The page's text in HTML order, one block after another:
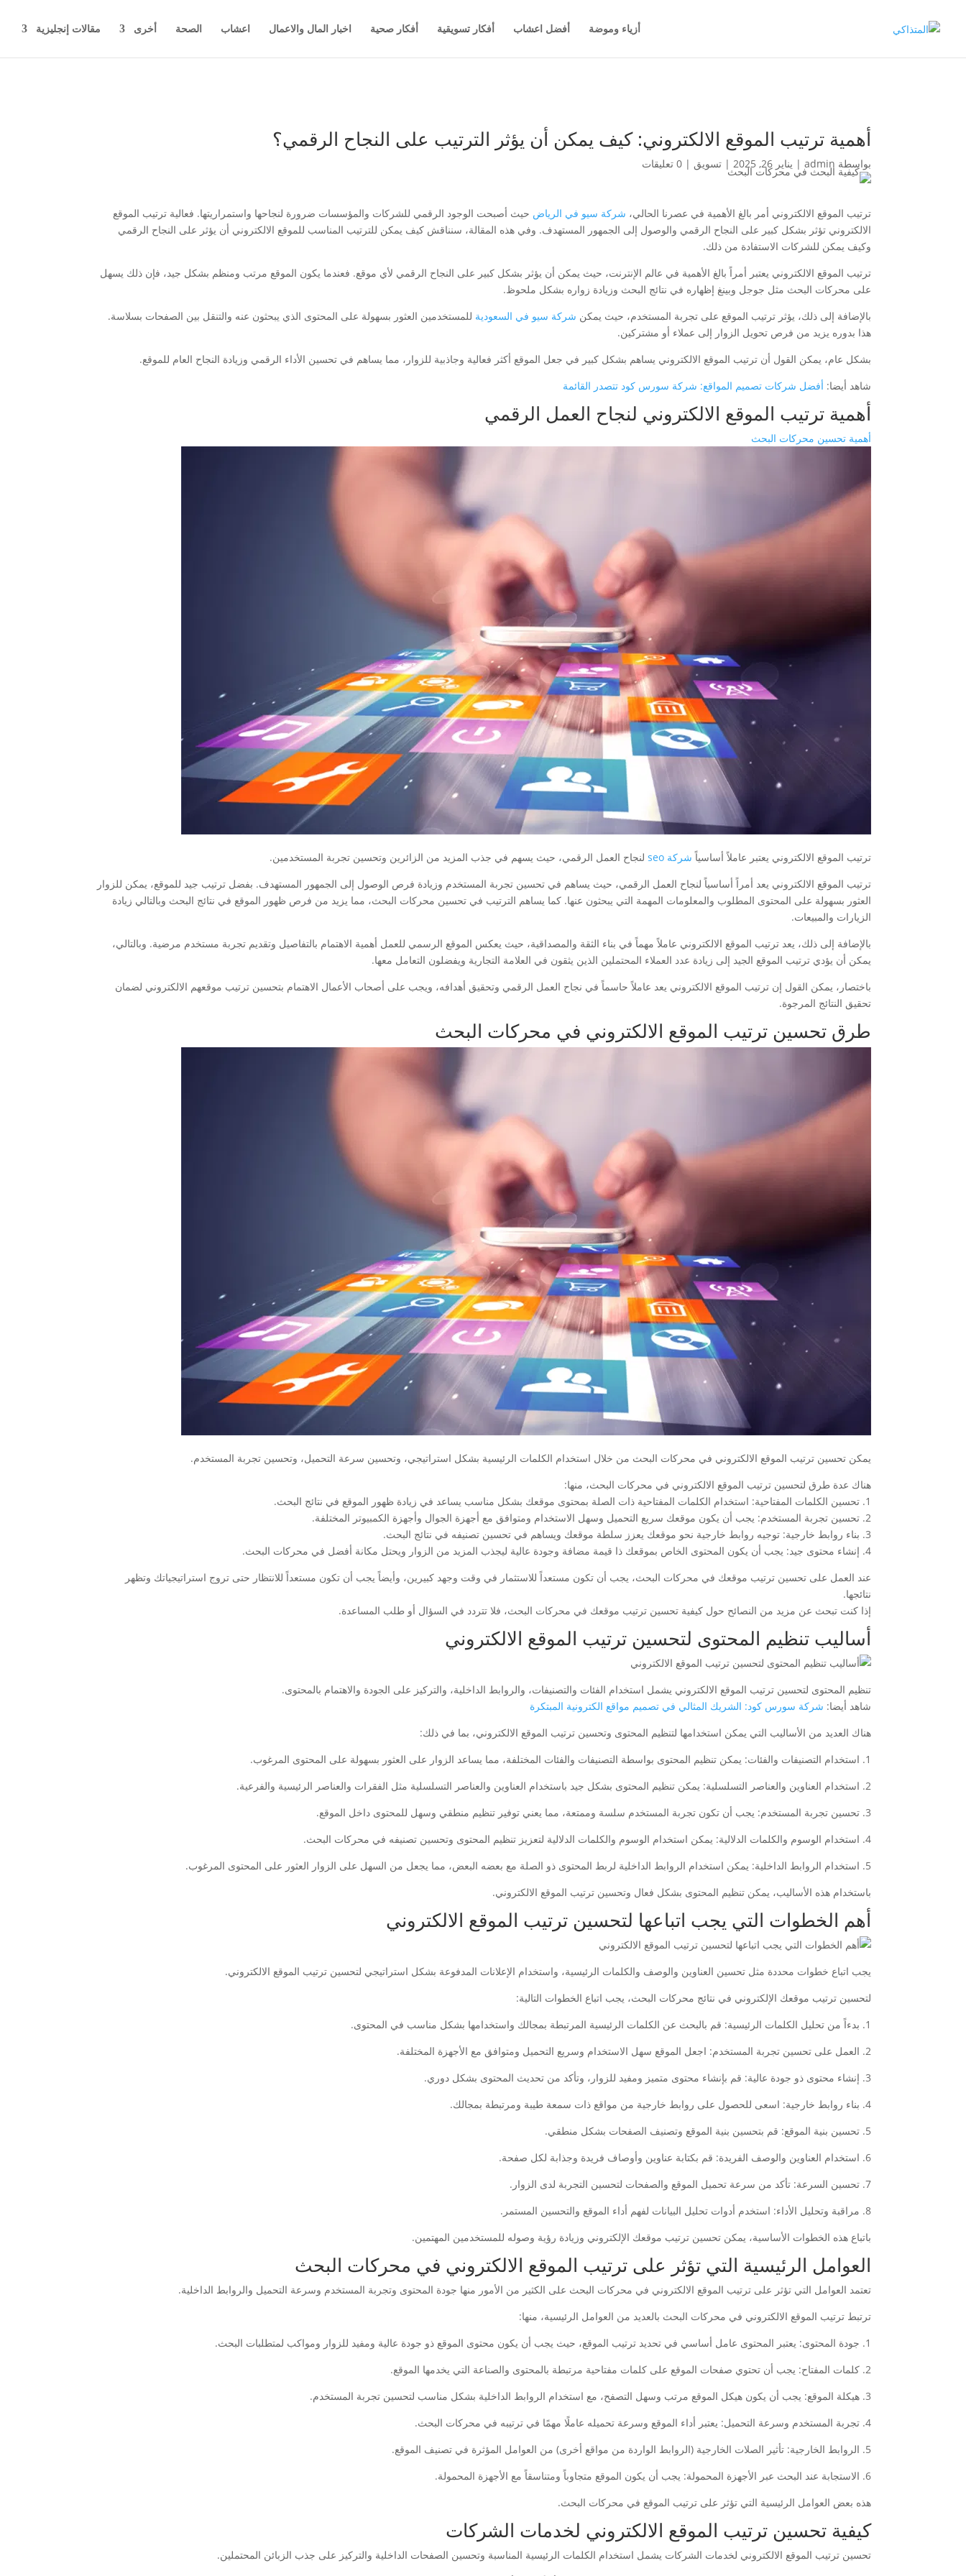
أزياء وموضة أفضل اعشاب أفكار تسويقية أفكار صحية اخبار المال والاعمال اعشاب الصحة أخرى مقالات إنجليزية
أهمية ترتيب الموقع الالكتروني: كيف يمكن أن يؤثر الترتيب على النجاح الرقمي؟
بواسطة admin
| يناير 26, 2025 | تسويق | 0 تعليقات
ترتيب الموقع الالكتروني أمر بالغ الأهمية في عصرنا الحالي، شركة سيو في الرياض حيث أصبحت الوجود الرقمي للشركات والمؤسسات ضرورة لنجاحها واستمراريتها. فعالية ترتيب الموقع
الالكتروني تؤثر بشكل كبير على النجاح الرقمي والوصول إلى الجمهور المستهدف. وفي هذه المقالة، سنناقش كيف يمكن للترتيب المناسب للموقع الالكتروني أن يؤثر على النجاح الرقمي
وكيف يمكن للشركات الاستفادة من ذلك.
ترتيب الموقع الالكتروني يعتبر أمراً بالغ الأهمية في عالم الإنترنت، حيث يمكن أن يؤثر بشكل كبير على النجاح الرقمي لأي موقع. فعندما يكون الموقع مرتب ومنظم بشكل جيد، فإن ذلك يسهل
على محركات البحث مثل جوجل وبينغ إظهاره في نتائج البحث وزيادة زواره بشكل ملحوظ.
بالإضافة إلى ذلك، يؤثر ترتيب الموقع على تجربة المستخدم، حيث يمكن شركة سيو في السعودية للمستخدمين العثور بسهولة على المحتوى الذي يبحثون عنه والتنقل بين الصفحات بسلاسة.
هذا بدوره يزيد من فرص تحويل الزوار إلى عملاء أو مشتركين.
بشكل عام، يمكن القول أن ترتيب الموقع الالكتروني يساهم بشكل كبير في جعل الموقع أكثر فعالية وجاذبية للزوار، مما يساهم في تحسين الأداء الرقمي وزيادة النجاح العام للموقع.
شاهد أيضا: أفضل شركات تصميم المواقع: شركة سورس كود تتصدر القائمة
أهمية ترتيب الموقع الالكتروني لنجاح العمل الرقمي
أهمية تحسين محركات البحث
ترتيب الموقع الالكتروني يعتبر عاملاً أساسياً شركة seo
لنجاح العمل الرقمي، حيث يسهم في جذب المزيد من الزائرين وتحسين تجربة المستخدمين.
ترتيب الموقع الالكتروني يعد أمراً أساسياً لنجاح العمل الرقمي، حيث يساهم في تحسين تجربة المستخدم وزيادة فرص الوصول إلى الجمهور المستهدف. بفضل ترتيب جيد للموقع، يمكن للزوار
العثور بسهولة على المحتوى المطلوب والمعلومات المهمة التي يبحثون عنها. كما يساهم الترتيب في تحسين محركات البحث، مما يزيد من فرص ظهور الموقع في نتائج البحث وبالتالي زيادة
الزيارات والمبيعات.
بالإضافة إلى ذلك، يعد ترتيب الموقع الالكتروني عاملاً مهماً في بناء الثقة والمصداقية، حيث يعكس الموقع الرسمي للعمل أهمية الاهتمام بالتفاصيل وتقديم تجربة مستخدم مرضية. وبالتالي،
يمكن أن يؤدي ترتيب الموقع الجيد إلى زيادة عدد العملاء المحتملين الذين يثقون في العلامة التجارية ويفضلون التعامل معها.
باختصار، يمكن القول إن ترتيب الموقع الالكتروني يعد عاملاً حاسماً في نجاح العمل الرقمي وتحقيق أهدافه، ويجب على أصحاب الأعمال الاهتمام بتحسين ترتيب موقعهم الالكتروني لضمان
تحقيق النتائج المرجوة.
طرق تحسين ترتيب الموقع الالكتروني في محركات البحث
يمكن تحسين ترتيب الموقع الالكتروني في محركات البحث من خلال استخدام الكلمات الرئيسية بشكل استراتيجي، وتحسين سرعة التحميل، وتحسين تجربة المستخدم.
هناك عدة طرق لتحسين ترتيب الموقع الالكتروني في محركات البحث، منها:
1. تحسين الكلمات المفتاحية: استخدام الكلمات المفتاحية ذات الصلة بمحتوى موقعك بشكل مناسب يساعد في زيادة ظهور الموقع في نتائج البحث.
2. تحسين تجربة المستخدم: يجب أن يكون موقعك سريع التحميل وسهل الاستخدام ومتوافق مع أجهزة الجوال وأجهزة الكمبيوتر المختلفة.
3. بناء روابط خارجية: توجيه روابط خارجية نحو موقعك يعزز سلطة موقعك ويساهم في تحسين تصنيفه في نتائج البحث.
4. إنشاء محتوى جيد: يجب أن يكون المحتوى الخاص بموقعك ذا قيمة مضافة وجودة عالية ليجذب المزيد من الزوار ويحتل مكانة أفضل في محركات البحث.
عند العمل على تحسين ترتيب موقعك في محركات البحث، يجب أن تكون مستعداً للاستثمار في وقت وجهد كبيرين، وأيضاً يجب أن تكون مستعداً للانتظار حتى تروج استراتيجياتك وتظهر
نتائجها.
إذا كنت تبحث عن مزيد من النصائح حول كيفية تحسين ترتيب موقعك في محركات البحث، فلا تتردد في السؤال أو طلب المساعدة.
أساليب تنظيم المحتوى لتحسين ترتيب الموقع الالكتروني
تنظيم المحتوى لتحسين ترتيب الموقع الالكتروني يشمل استخدام الفئات والتصنيفات، والروابط الداخلية، والتركيز على الجودة والاهتمام بالمحتوى.
شاهد أيضا: شركة سورس كود: الشريك المثالي في تصميم مواقع الكترونية المبتكرة
هناك العديد من الأساليب التي يمكن استخدامها لتنظيم المحتوى وتحسين ترتيب الموقع الالكتروني، بما في ذلك:
1. استخدام التصنيفات والفئات: يمكن تنظيم المحتوى بواسطة التصنيفات والفئات المختلفة، مما يساعد الزوار على العثور بسهولة على المحتوى المرغوب.
2. استخدام العناوين والعناصر التسلسلية: يمكن تنظيم المحتوى بشكل جيد باستخدام العناوين والعناصر التسلسلية مثل الفقرات والعناصر الرئيسية والفرعية.
3. تحسين تجربة المستخدم: يجب أن تكون تجربة المستخدم سلسة وممتعة، مما يعني توفير تنظيم منطقي وسهل للمحتوى داخل الموقع.
4. استخدام الوسوم والكلمات الدلالية: يمكن استخدام الوسوم والكلمات الدلالية لتعزيز تنظيم المحتوى وتحسين تصنيفه في محركات البحث.
5. استخدام الروابط الداخلية: يمكن استخدام الروابط الداخلية لربط المحتوى ذو الصلة مع بعضه البعض، مما يجعل من السهل على الزوار العثور على المحتوى المرغوب.
باستخدام هذه الأساليب، يمكن تنظيم المحتوى بشكل فعال وتحسين ترتيب الموقع الالكتروني.
أهم الخطوات التي يجب اتباعها لتحسين ترتيب الموقع الالكتروني
يجب اتباع خطوات محددة مثل تحسين العناوين والوصف والكلمات الرئيسية، واستخدام الإعلانات المدفوعة بشكل استراتيجي لتحسين ترتيب الموقع الالكتروني.
لتحسين ترتيب موقعك الإلكتروني في نتائج محركات البحث، يجب اتباع الخطوات التالية:
1. بدءاً من تحليل الكلمات الرئيسية: قم بالبحث عن الكلمات الرئيسية المرتبطة بمجالك واستخدامها بشكل مناسب في المحتوى.
2. العمل على تحسين تجربة المستخدم: اجعل الموقع سهل الاستخدام وسريع التحميل ومتوافق مع الأجهزة المختلفة.
3. إنشاء محتوى ذو جودة عالية: قم بإنشاء محتوى متميز ومفيد للزوار، وتأكد من تحديث المحتوى بشكل دوري.
4. بناء روابط خارجية: اسعى للحصول على روابط خارجية من مواقع ذات سمعة طيبة ومرتبطة بمجالك.
5. تحسين بنية الموقع: قم بتحسين بنية الموقع وتصنيف الصفحات بشكل منطقي.
6. استخدام العناوين والوصف الفريدة: قم بكتابة عناوين وأوصاف فريدة وجذابة لكل صفحة.
7. تحسين السرعة: تأكد من سرعة تحميل الموقع والصفحات لتحسين التجربة لدى الزوار.
8. مراقبة وتحليل الأداء: استخدم أدوات تحليل البيانات لفهم أداء الموقع والتحسين المستمر.
باتباع هذه الخطوات الأساسية، يمكن تحسين ترتيب موقعك الإلكتروني وزيادة رؤية وصوله للمستخدمين المهتمين.
العوامل الرئيسية التي تؤثر على ترتيب الموقع الالكتروني في محركات البحث
تعتمد العوامل التي تؤثر على ترتيب الموقع الالكتروني في محركات البحث على الكثير من الأمور منها جودة المحتوى وتجربة المستخدم وسرعة التحميل والروابط الداخلية.
ترتبط ترتيب الموقع الالكتروني في محركات البحث بالعديد من العوامل الرئيسية، منها:
1. جودة المحتوى: يعتبر المحتوى عامل أساسي في تحديد ترتيب الموقع، حيث يجب أن يكون محتوى الموقع ذو جودة عالية ومفيد للزوار ومواكب لمتطلبات البحث.
2. كلمات المفتاح: يجب أن تحتوي صفحات الموقع على كلمات مفتاحية مرتبطة بالمحتوى والصناعة التي يخدمها الموقع.
3. هيكلة الموقع: يجب أن يكون هيكل الموقع مرتب وسهل التصفح، مع استخدام الروابط الداخلية بشكل مناسب لتحسين تجربة المستخدم.
4. تجربة المستخدم وسرعة التحميل: يعتبر أداء الموقع وسرعة تحميله عاملًا مهمًا في ترتيبه في محركات البحث.
5. الروابط الخارجية: تأثير الصلات الخارجية (الروابط الواردة من مواقع أخرى) من العوامل المؤثرة في تصنيف الموقع.
6. الاستجابة عند البحث عبر الأجهزة المحمولة: يجب أن يكون الموقع متجاوباً ومتناسقاً مع الأجهزة المحمولة.
هذه بعض العوامل الرئيسية التي تؤثر على ترتيب الموقع في محركات البحث.
كيفية تحسين ترتيب الموقع الالكتروني لخدمات الشركات
تحسين ترتيب الموقع الالكتروني لخدمات الشركات يشمل استخدام الكلمات الرئيسية المناسبة وتحسين الصفحات الداخلية والتركيز على جذب الزبائن المحتملين.